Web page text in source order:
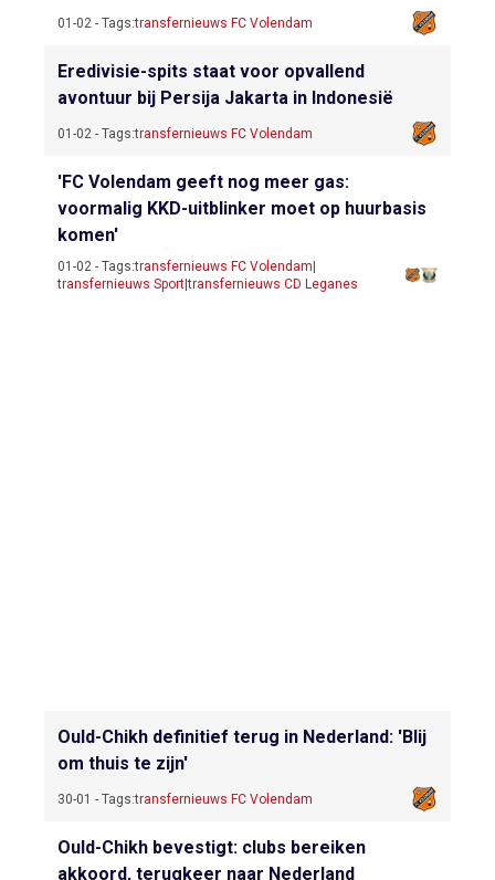
01-02 - Tags:transfernieuws FC Volendam
Eredivisie-spits staat voor opvallend
avontuur bij Persija Jakarta in Indonesië
01-02 - Tags:transfernieuws FC Volendam
'FC Volendam geeft nog meer gas:
voormalig KKD-uitblinker moet op huurbasis
komen'
01-02 - Tags:transfernieuws FC Volendam
transfernieuws Sport|transfernieuws CD Leganes
Ould-Chikh definitief terug in Nederland: 'Blij
om thuis te zijn'
30-01 - Tags:transfernieuws FC Volendam
Ould-Chikh bevestigt: clubs bereiken
akkoord, terugkeer naar Nederland